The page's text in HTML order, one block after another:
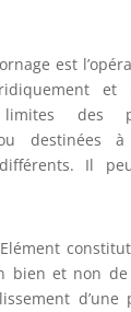
est
et
des
destinées
Il
bien et non